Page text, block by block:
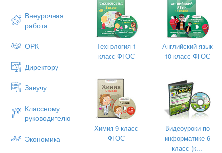
Внеурочная
работа
ОРК
Директору
Завучу
Классному
руководителю
Экономика
2020г.
Оглавление
Проблемы проекта.
Цель проекта.
Задачи проекта.
Гипотеза (ожидаемые
проблемы, рассматриваемые в
Технология 1
класс ФГОС
Английский язык
10 класс ФГОС
Химия 9 класс
ФГОС
Видеоуроки по
информатике 6
класс (к...